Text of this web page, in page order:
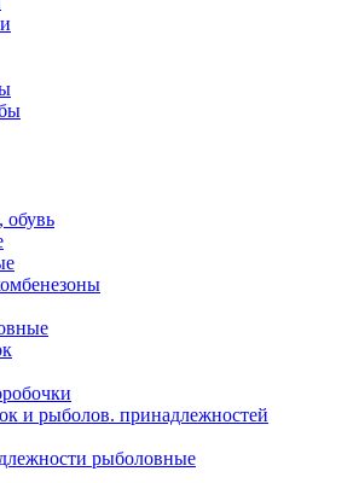
обувь
и рыболов. принадлежностей
рыболовные